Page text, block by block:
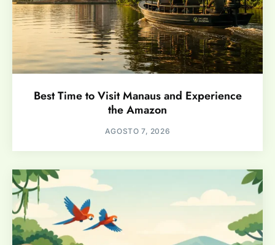
Best Time to Visit Manaus and Experience
the Amazon
AGOSTO 7, 2026